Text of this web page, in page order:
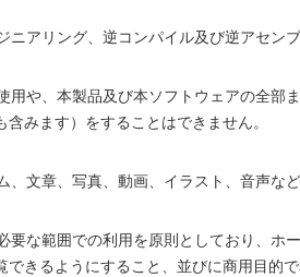
アリング、逆コンパイル及び逆アセン
や、本製品及び本ソフトウェアの全
みます）をすることはできません。
文章、写真、動画、イラスト、音声な
な範囲での利用を原則としており、ホ
きるようにすること、並びに商用目